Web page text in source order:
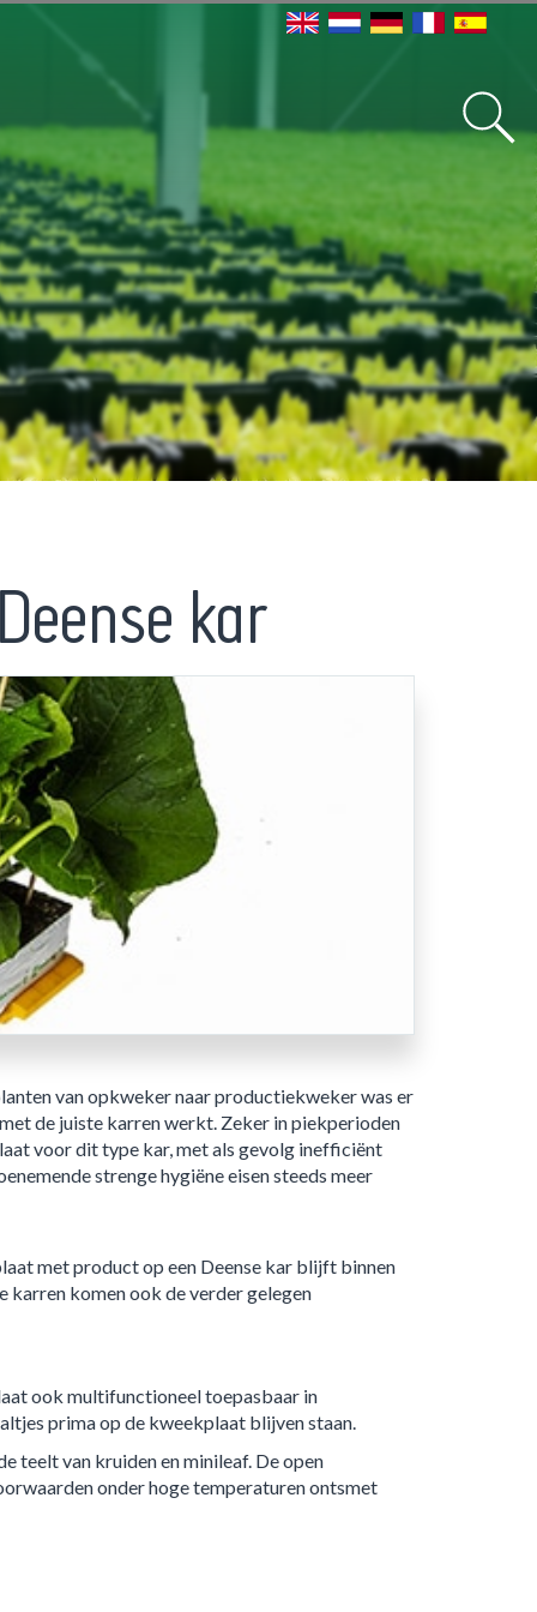
kar
van opkweker naar productiekweker was er
de juiste karren werkt. Zeker in piekperioden
voor dit type kar, met als gevolg inefficiënt
strenge hygiëne eisen steeds meer
met product op een Deense kar blijft binnen
karren komen ook de verder gelegen
ook multifunctioneel toepasbaar in
prima op de kweekplaat blijven staan.
teelt van kruiden en minileaf. De open
onder hoge temperaturen ontsmet